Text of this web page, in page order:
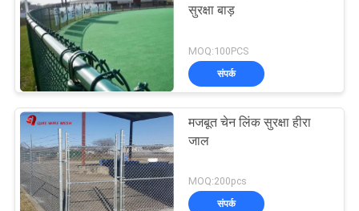
सुरक्षा बाड़
MOQ:100PCS
संपर्क
मजबूत चेन लिंक सुरक्षा हीरा
जाल
MOQ:200pcs
संपर्क